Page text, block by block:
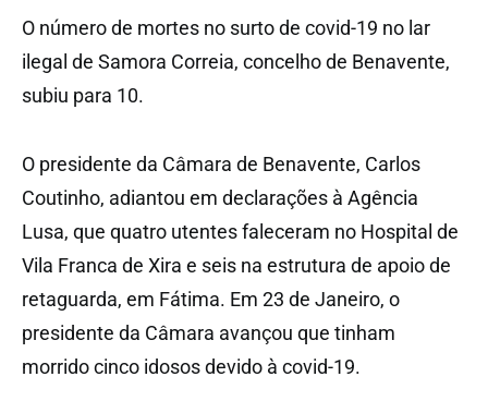
O número de mortes no surto de covid-19 no lar
ilegal de Samora Correia, concelho de Benavente,
subiu para 10.
O presidente da Câmara de Benavente, Carlos
Coutinho, adiantou em declarações à Agência
Lusa, que quatro utentes faleceram no Hospital de
Vila Franca de Xira e seis na estrutura de apoio de
retaguarda, em Fátima. Em 23 de Janeiro, o
presidente da Câmara avançou que tinham
morrido cinco idosos devido à covid-19.